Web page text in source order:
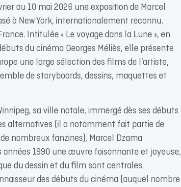
au 10 mai 2026 une exposition de Marcel
à New York, internationalement reconnu,
Intitulée « Le voyage dans la Lune », en
du cinéma Georges Méliès, elle présente
une large sélection des films de l’artiste,
de storyboards, dessins, maquettes et
sa ville natale, immergé dès ses débuts
alternatives (il a notamment fait partie de
nombreux fanzines), Marcel Dzama
années 1990 une œuvre foisonnante et joyeuse,
du dessin et du film sont centrales.
des débuts du cinéma (auquel nombre